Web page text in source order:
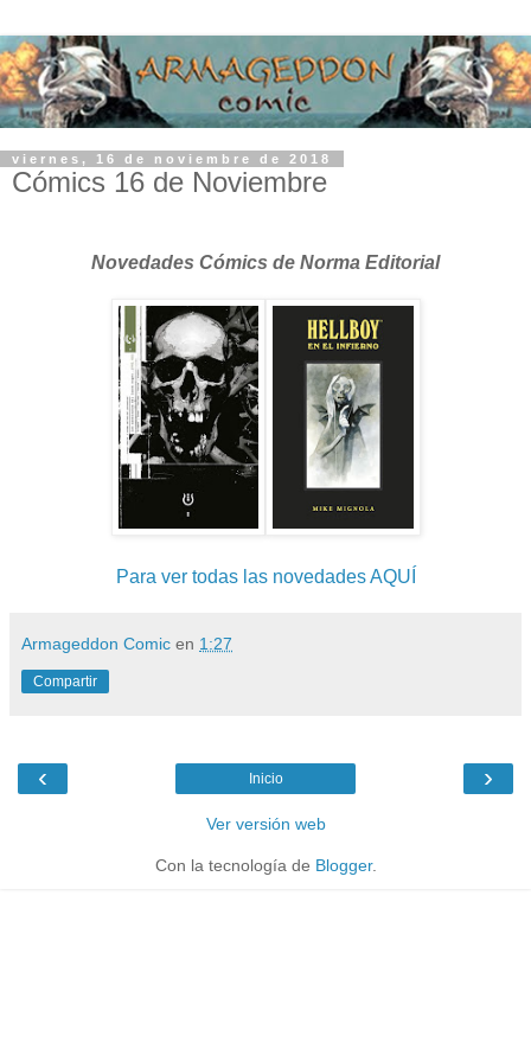
viernes, 16 de noviembre de 2018
Cómics 16 de Noviembre
Novedades Cómics de Norma Editorial
Para ver todas las novedades AQUÍ
Armageddon Comic en 1:27
Compartir
‹ ›
Inicio
Ver versión web
Con la tecnología de Blogger.